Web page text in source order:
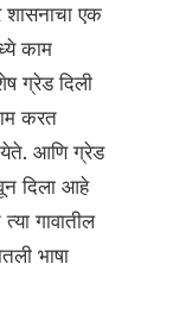
शासनाचा एक
काम
ग्रेड दिली
करत
येते. आणि ग्रेड
दिला आहे
गावातील
भाषा